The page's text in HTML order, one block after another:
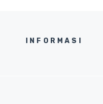
INFORMASI